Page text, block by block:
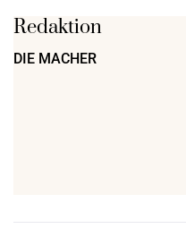
Redaktion
DIE MACHER